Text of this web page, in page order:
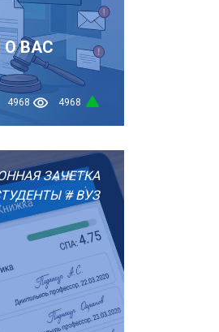
О ВАС
4968 4968
ЗАЧЕТКА
# ВУЗ